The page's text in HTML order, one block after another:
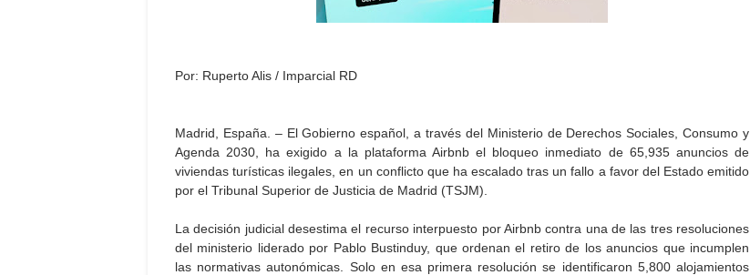
Por: Ruperto Alis / Imparcial RD
Madrid, España. – El Gobierno español, a través del Ministerio de Derechos Sociales, Consumo y
Agenda 2030, ha exigido a la plataforma Airbnb el bloqueo inmediato de 65,935 anuncios de
viviendas turísticas ilegales, en un conflicto que ha escalado tras un fallo a favor del Estado emitido
por el Tribunal Superior de Justicia de Madrid (TSJM).
La decisión judicial desestima el recurso interpuesto por Airbnb contra una de las tres resoluciones
del ministerio liderado por Pablo Bustinduy, que ordenan el retiro de los anuncios que incumplen
las normativas autonómicas. Solo en esa primera resolución se identificaron 5,800 alojamientos